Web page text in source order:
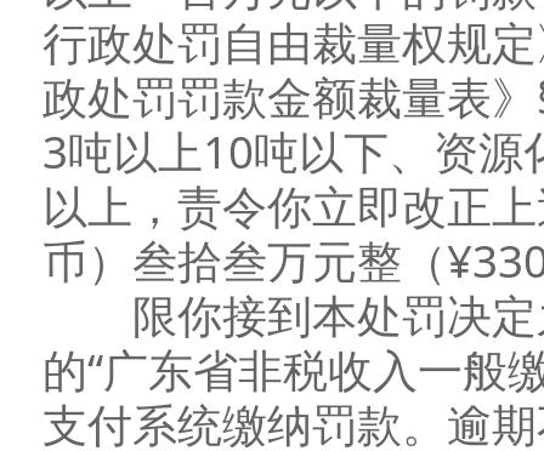
行政处罚自由裁量权规
政处罚罚款金额裁量表
3吨以上10吨以下、资
以上，责令你立即改正
币）叁拾叁万元整（
限你接到本处罚决定
的“广东省非税收入一般
支付系统缴纳罚款。逾